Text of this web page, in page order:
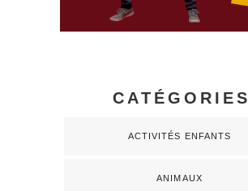
CATÉGORIES
ACTIVITÉS ENFANTS
ANIMAUX